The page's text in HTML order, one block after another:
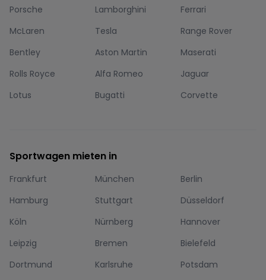
Porsche
Lamborghini
Ferrari
McLaren
Tesla
Range Rover
Bentley
Aston Martin
Maserati
Rolls Royce
Alfa Romeo
Jaguar
Lotus
Bugatti Corvette
Sportwagen mieten in
Frankfurt München
Berlin
Hamburg
Stuttgart
Düsseldorf
Köln
Nürnberg
Hannover
Leipzig
Bremen
Bielefeld
Dortmund
Karlsruhe Potsdam